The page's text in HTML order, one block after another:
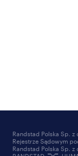
Randstad Polska Sp. z
Rejestrze Sądowym
Randstad Polska Sp.